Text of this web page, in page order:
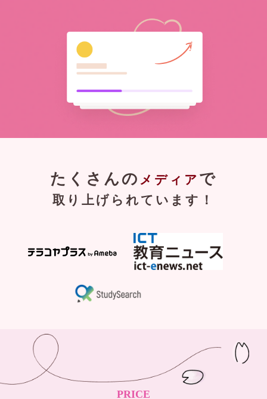
たくさんの メディア で
取り上げられています！
PRICE